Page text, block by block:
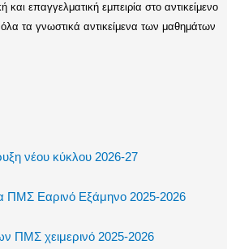
και επαγγελματική εμπειρία στο αντικείμενο
τα γνωστικά αντικείμενα των μαθημάτων
νέου κύκλου 2026-27
ΠΜΣ Εαρινό Εξάμηνο 2025-2026
ΠΜΣ χειμερινό 2025-2026